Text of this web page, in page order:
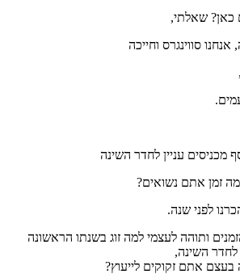
כאן? שאלתי,
סווינגרס וחייכה
מכניסים עניין לחדר השינה
זמן אתם נשואים?
ותוהה לעצמי למה זוג בשנתו הראשונה
השינה,
בעצם אתם זקוקים לייעוץ?